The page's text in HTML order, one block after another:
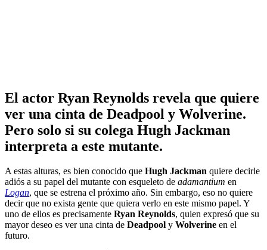
El actor Ryan Reynolds revela que quiere
ver una cinta de Deadpool y Wolverine.
Pero solo si su colega Hugh Jackman
interpreta a este mutante.
A estas alturas, es bien conocido que Hugh Jackman quiere decirle
adiós a su papel del mutante con esqueleto de adamantium en
Logan, que se estrena el próximo año. Sin embargo, eso no quiere
decir que no exista gente que quiera verlo en este mismo papel. Y
uno de ellos es precisamente Ryan Reynolds, quien expresó que su
mayor deseo es ver una cinta de Deadpool y Wolverine en el
futuro.